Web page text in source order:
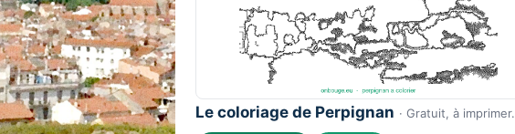
Le coloriage de Perpignan · Gratuit, à imprimer.